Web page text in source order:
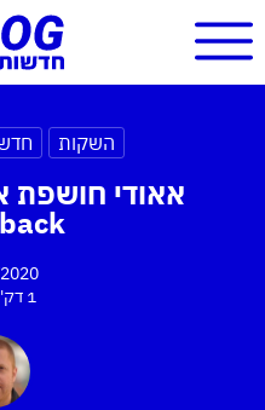
השקות
1 דק'